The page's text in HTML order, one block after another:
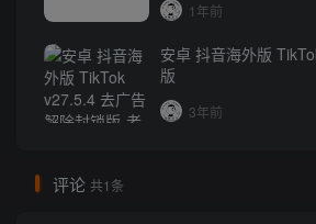
1年前
安卓 抖音海外版
版
3年前
评论 共1条